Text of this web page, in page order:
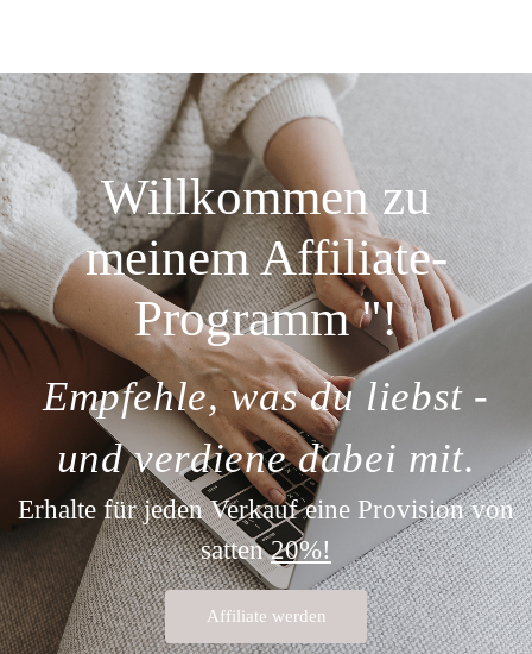
Willkommen zu
meinem Affiliate-
Programm ''!
Empfehle, was du liebst -
und verdiene dabei mit.
Erhalte für jeden Verkauf eine Provision von
satten20%!
Affiliate werden